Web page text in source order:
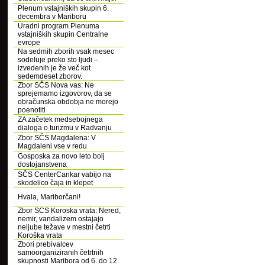
Plenum vstajniških skupin 6.
decembra v Mariboru
Uradni program Plenuma
vstajniških skupin Centralne
evrope
Na sedmih zborih vsak mesec
sodeluje preko sto ljudi –
izvedenih je že več kot
sedemdeset zborov.
Zbor SČS Nova vas: Ne
sprejemamo izgovorov, da se
obračunska obdobja ne morejo
poenotiti
ZA začetek medsebojnega
dialoga o turizmu v Radvanju
Zbor SČS Magdalena: V
Magdaleni vse v redu
Gosposka za novo leto bolj
dostojanstvena
SČS CenterCankar vabijo na
skodelico čaja in klepet
Hvala, Mariborčani!
Zbor SCS Koroska vrata: Nered,
nemir, vandalizem ostajajo
neljube težave v mestni četrti
Koroška vrata
Zbori prebivalcev
samoorganiziranih četrtnih
skupnosti Maribora od 6. do 12.